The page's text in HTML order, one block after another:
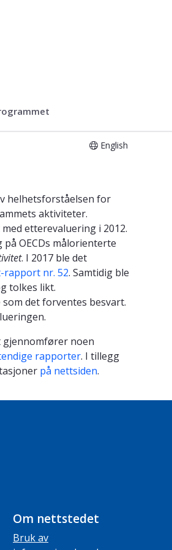
English
helhetsforståelsen for
aktiviteter.
etterevaluering i 2012.
på OECDs målorienterte
. I 2017 ble det
rapport nr. 52. Samtidig ble
tolkes likt.
det forventes besvart.
noen
rapporter. I tillegg
på nettsiden.
Om nettstedet
Bruk av